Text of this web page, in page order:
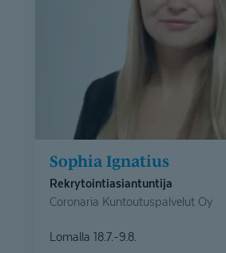
Sophia Ignatius
Rekrytointiasiantuntija
Coronaria Kuntoutuspalvelut Oy
Lomalla 18.7.-9.8.